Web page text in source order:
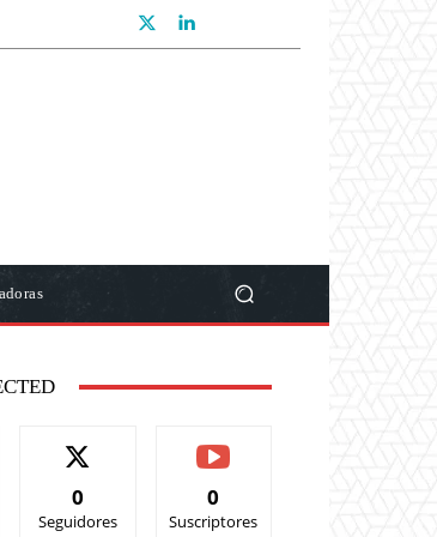
0
Seguidores
0
Suscriptores